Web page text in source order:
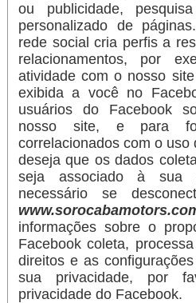
ou publicidade,
personalizado de
rede social cria perfis a
relacionamentos, por
atividade com o nosso
exibida a você no
usuários do Facebook
nosso site, e para
correlacionados com o
deseja que os dados
seja associado à sua
necessário se
informações sobre o
Facebook coleta,
direitos e as
sua privacidade, por
privacidade do Facebook.